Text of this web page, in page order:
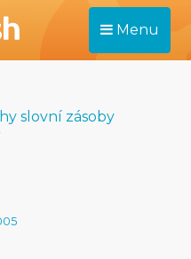
Menu
slovní zásoby